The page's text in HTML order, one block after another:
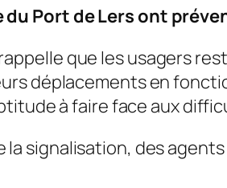
Port de Lers ont
que les usagers
déplacements en
à faire face aux
signalisation, des